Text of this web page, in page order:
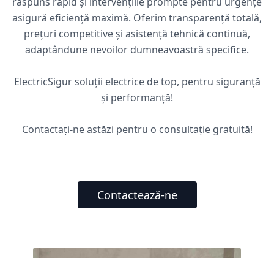
asigură eficiență maximă. Oferim transparență totală,
prețuri competitive și asistență tehnică continuă,
adaptândune nevoilor dumneavoastră specifice.
ElectricSigur soluții electrice de top, pentru siguranță
și performanță!
Contactați-ne astăzi pentru o consultație gratuită!
Contactează-ne